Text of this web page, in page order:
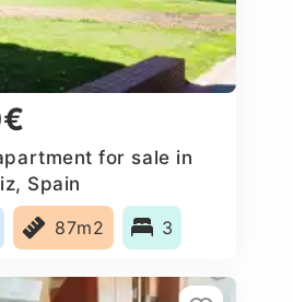
for sale in
Spain
87m2 3